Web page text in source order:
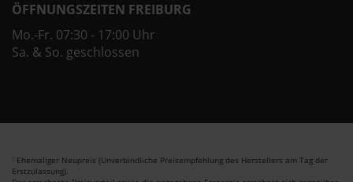
ÖFFNUNGSZEITEN FREIBURG
Mo.-Fr. 07:30 - 17:00 Uhr
Sa. & So. geschlossen
1 Ehemaliger Neupreis (Unverbindliche Preisempfehlung des Herstellers am Tag der
Erstzulassung).